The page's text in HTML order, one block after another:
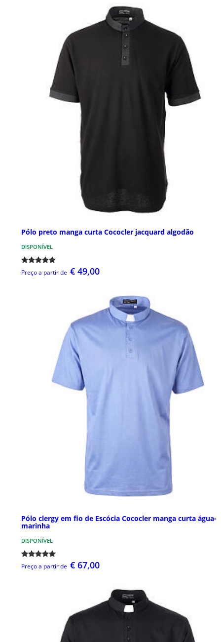
Pólo preto manga curta Cococler jacquard algodão
DISPONÍVEL
Preço a partir de € 49,00
Pólo clergy em fio de Escócia Cococler manga curta água-
marinha
DISPONÍVEL
Preço a partir de € 67,00